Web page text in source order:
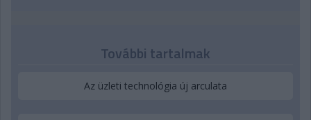
További tartalmak
Az üzleti technológia új arculata